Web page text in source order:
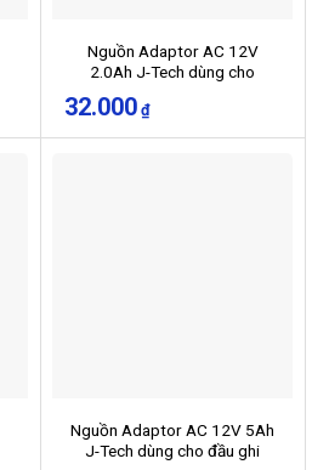
Nguồn Adaptor AC 12V
2.0Ah J-Tech dùng cho
32.000 ₫
Nguồn Adaptor AC 12V 5Ah
J-Tech dùng cho đầu ghi